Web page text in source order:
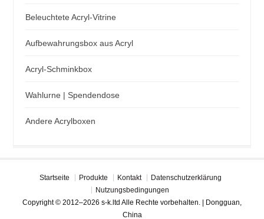
Beleuchtete Acryl-Vitrine
Aufbewahrungsbox aus Acryl
Acryl-Schminkbox
Wahlurne | Spendendose
Andere Acrylboxen
Startseite Produkte Kontakt
Datenschutzerklärung
Nutzungsbedingungen
Copyright © 2012–2026 s-k.ltd Alle Rechte vorbehalten. | Dongguan,
China